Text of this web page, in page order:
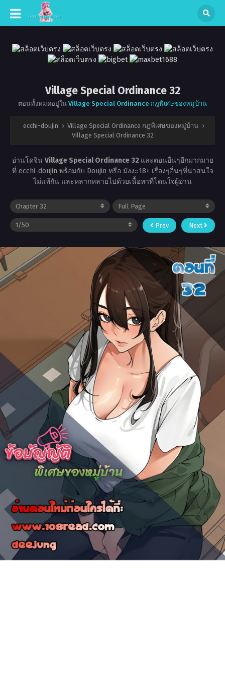
Village Special Ordinance 32
ตอนทั้งหมดอยู่ใน Village Special Ordinance กฎพิเศษของหมู่บ้าน
ecchi-doujin › Village Special Ordinance กฎพิเศษของหมู่บ้าน ›
Village Special Ordinance 32
อ่านโดจิน Village Special Ordinance 32 และตอนอื่นๆอีกมากมาย
ที่ ecchi-doujin พร้อมกับ Doujin หรือ มังงะ18+ เรื่องๆอื่นๆที่น่าสนใจ
ไม่แพ้กัน และหลากหลายไปด้วยเนื้อหาที่โดนใจผู้อ่าน
Prev Next